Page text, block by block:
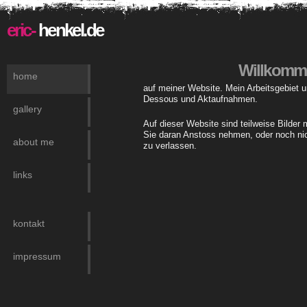
eric- henkel.de
home
gallery
about me
links
kontakt
impressum
auf meiner Website. Mein Arbeitsgebiet
Dessous und Aktaufnahmen.
Auf dieser Website sind teilweise Bilder
Sie daran Anstoss nehmen, oder noch
zu verlassen.